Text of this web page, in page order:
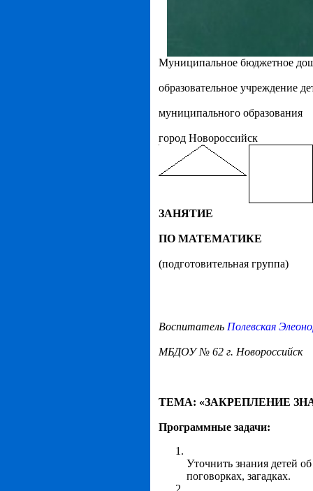
Муниципальное бюджетное
образовательное учреждение
муниципального образования
город Новороссийск
ЗАНЯТИЕ
ПО МАТЕМАТИКЕ
(подготовительная группа)
Воспитатель Полевская
МБДОУ № 62 г. Новороссийск
ТЕМА: «ЗАКРЕПЛЕНИЕ
Программные задачи:
Уточнить знания детей
поговорках, загадках.